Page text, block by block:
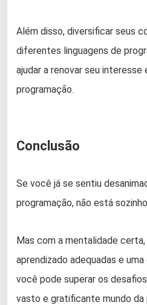
Além disso, diversificar seus
diferentes linguagens de
ajudar a renovar seu interesse
programação.
Conclusão
Se você já se sentiu
programação, não está
Mas com a mentalidade
aprendizado adequadas e
você pode superar os
vasto e gratificante mundo da